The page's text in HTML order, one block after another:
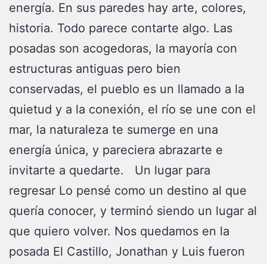
energía. En sus paredes hay arte, colores,
historia. Todo parece contarte algo. Las
posadas son acogedoras, la mayoría con
estructuras antiguas pero bien
conservadas, el pueblo es un llamado a la
quietud y a la conexión, el río se une con el
mar, la naturaleza te sumerge en una
energía única, y pareciera abrazarte e
invitarte a quedarte. Un lugar para
regresar Lo pensé como un destino al que
quería conocer, y terminó siendo un lugar al
que quiero volver. Nos quedamos en la
posada El Castillo, Jonathan y Luis fueron